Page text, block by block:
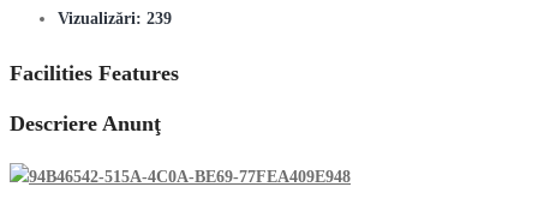
Vizualizări: 239
Facilities Features
Descriere Anunţ